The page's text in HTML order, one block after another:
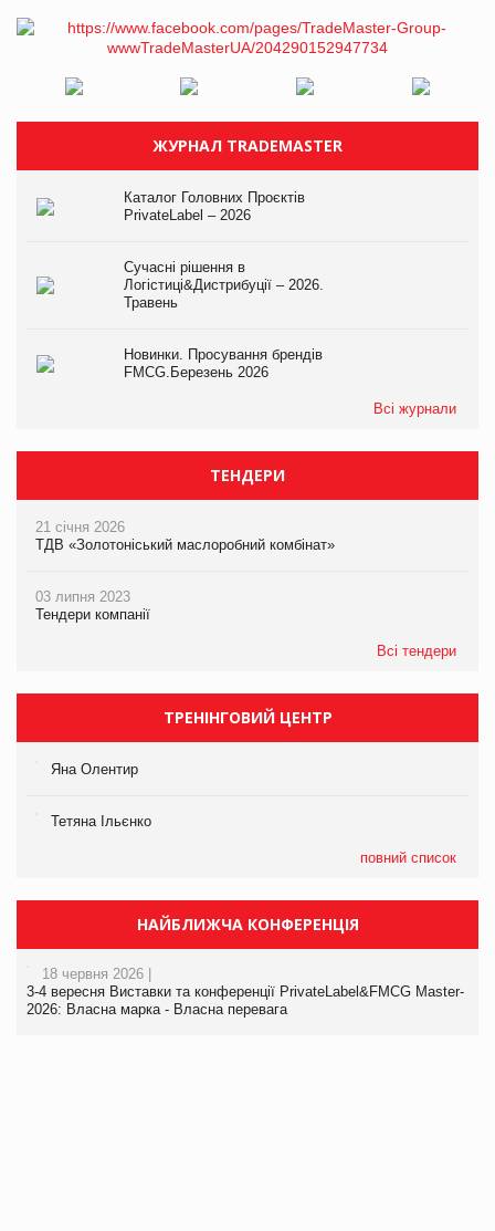
ЖУРНАЛ TRADEMASTER
Каталог Головних Проєктів
PrivateLabel – 2026
Сучасні рішення в
Логістиці&Дистрибуції – 2026.
Травень
Новинки. Просування брендів
FMCG.Березень 2026
Всі журнали
ТЕНДЕРИ
21 січня 2026
ТДВ «Золотоніський маслоробний комбінат»
03 липня 2023
Тендери компанії
Всі тендери
ТРЕНІНГОВИЙ ЦЕНТР
Яна Олентир
Тетяна Ільєнко
повний список
НАЙБЛИЖЧА КОНФЕРЕНЦІЯ
18 червня 2026 |
3-4 вересня Виставки та конференції PrivateLabel&FMCG Master-
2026: Власна марка - Власна перевага